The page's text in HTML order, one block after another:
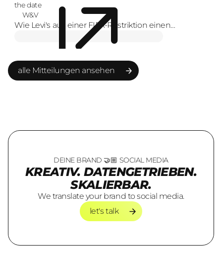
the date
W&V
Wie Levi's aus einer FIFA-Restriktion einen
Markenmoment macht
alle Mitteilungen ansehen
alle Mitteilungen ansehen
DEINE BRAND 🤝🏼 SOCIAL MEDIA
KREATIV. DATENGETRIEBEN.
SKALIERBAR.
We translate your brand to social media.
let's talk
let's talk